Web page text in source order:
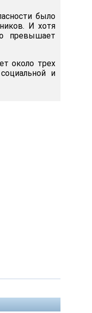
было
И хотя
превышает
около трех
и